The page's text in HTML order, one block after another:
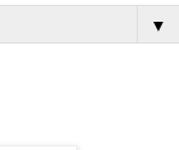
▼